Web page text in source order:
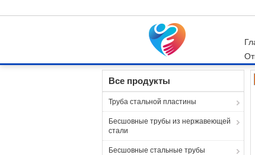
Все продукты
Труба стальной пластины
Бесшовные трубы из нержавеющей
стали
Бесшовные стальные трубы